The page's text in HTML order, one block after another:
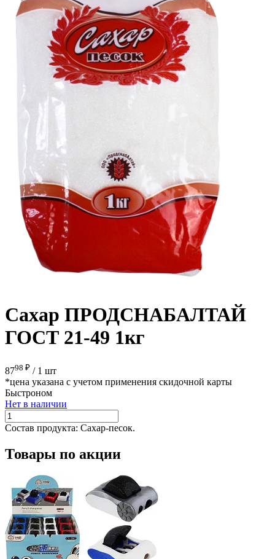
Сахар ПРОДСНАБАЛТАЙ
ГОСТ 21-49 1кг
8798 ₽ / 1 шт
*цена указана с учетом применения скидочной карты
Быстроном
Нет в наличии
Состав продукта: Сахар-песок.
Товары по акции